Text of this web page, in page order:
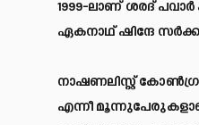
1999-ലാണ് ശരദ്
ഏകനാഥ് ഷിന്ദേ
നാഷണലിസ്റ്റ്
എന്നീ